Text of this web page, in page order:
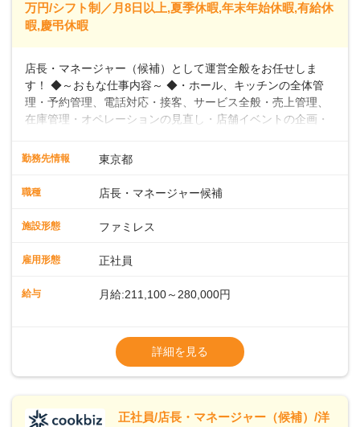
万円/シフト制／月8日以上,夏季休暇,年末年始休暇,有給休
暇,慶弔休暇
店長・マネージャー（候補）として運営全般をお任せしま
す！ ◆～おもな仕事内容～ ◆・ホール、キッチンの全体管
理・予約管理、電話対応・接客、サービス全般・売上管理、
在庫管理・オペレーションの見直し・店舗イベントの企画・
入社後はスキルに合わせた業務からお任せしますので、徐々
向上を目指すDX推進～ ◆すかいらーくのレストランでは、
スタッフの働きやすさをサポートしています。配膳ロボット
や歩行数が約40%も削減されました！また、配膳ロボットに
なDX（デジタルトランスフォーメーション）の取り組みを進
います。私たちは、多様な働き方を提供し、ライフステージ
に合わせた柔軟な勤務時間や働きやすい環境を整えていま
います。
勤務先情報 東京都
職種 店長・マネージャー候補
施設形態 ファミレス
雇用形態 正社員
給与 月給:211,100～280,000円
※残業代全額支給
※経験に応じて応相談①ナショナル社員：月
給245,800円～②エリア社員 ：月給
詳細を見る
正社員/店長・マネージャー（候補）/洋